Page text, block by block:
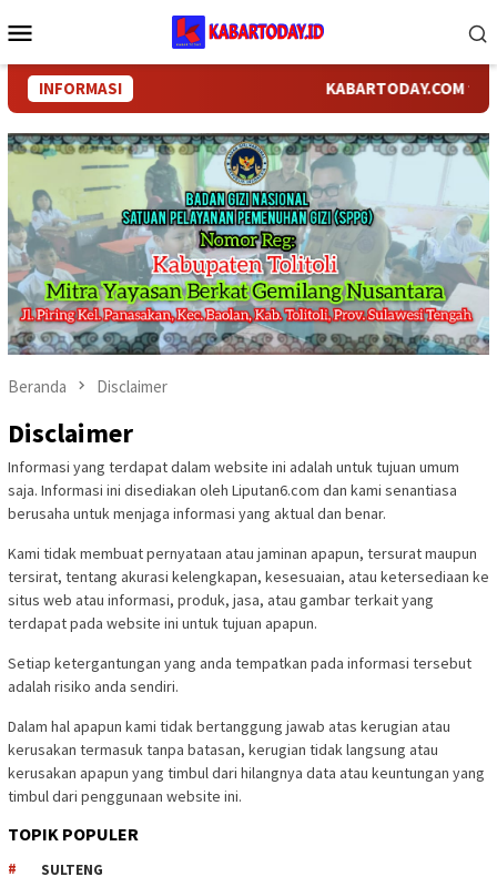
ke
Mobile
INFORMASI KABARTODAY.COM
Beranda Disclaimer
Disclaimer
Informasi yang terdapat dalam website ini adalah untuk tujuan umum
saja. Informasi ini disediakan oleh Liputan6.com dan kami senantiasa
berusaha untuk menjaga informasi yang aktual dan benar.
Kami tidak membuat pernyataan atau jaminan apapun, tersurat maupun
tersirat, tentang akurasi kelengkapan, kesesuaian, atau ketersediaan ke
situs web atau informasi, produk, jasa, atau gambar terkait yang
terdapat pada website ini untuk tujuan apapun.
Setiap ketergantungan yang anda tempatkan pada informasi tersebut
adalah risiko anda sendiri.
Dalam hal apapun kami tidak bertanggung jawab atas kerugian atau
kerusakan termasuk tanpa batasan, kerugian tidak langsung atau
kerusakan apapun yang timbul dari hilangnya data atau keuntungan yang
timbul dari penggunaan website ini.
TOPIK POPULER
SULTENG